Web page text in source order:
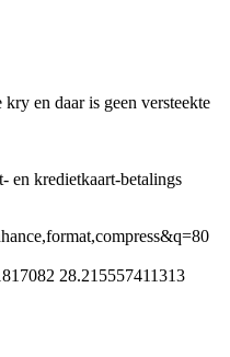
en daar is geen versteekte
en kredietkaart-betalings
28.215557411313